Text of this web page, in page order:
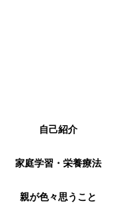
自己紹介
家庭学習・栄養療法
親が色々思うこと